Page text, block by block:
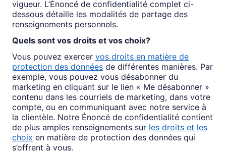
vigueur. L’Énoncé de confidentialité complet ci-
dessous détaille les modalités de partage des
renseignements personnels.
Quels sont vos droits et vos choix?
Vous pouvez exercer vos droits en matière de
protection des données de différentes manières. Par
exemple, vous pouvez vous désabonner du
marketing en cliquant sur le lien « Me désabonner »
contenu dans les courriels de marketing, dans votre
compte, ou en communiquant avec notre service à
la clientèle. Notre Énoncé de confidentialité contient
de plus amples renseignements sur les droits et les
choix en matière de protection des données qui
s’offrent à vous.